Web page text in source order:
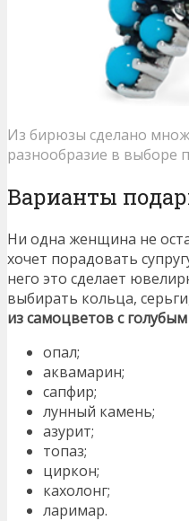
Из бирюзы сделано
разнообразие в выборе
Варианты
Ни одна женщина не
хочет порадовать
него это сделает
выбирать кольца,
из самоцветов с
опал;
аквамарин;
сапфир;
лунный камень;
азурит;
топаз;
циркон;
кахолонг;
ларимар.